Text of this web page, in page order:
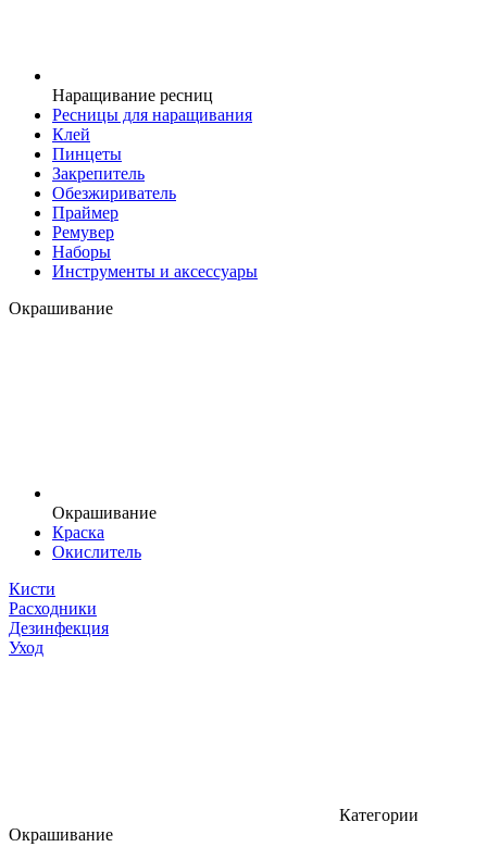
Наращивание ресниц
Ресницы для наращивания
Клей
Пинцеты
Закрепитель
Обезжириватель
Праймер
Ремувер
Наборы
Инструменты и аксессуары
Окрашивание
Окрашивание
Краска
Окислитель
Кисти
Расходники
Дезинфекция
Уход
Категории
Окрашивание